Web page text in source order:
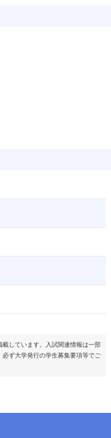
しています。入試関連情報は一部
ず大学発行の学生募集要項等でご